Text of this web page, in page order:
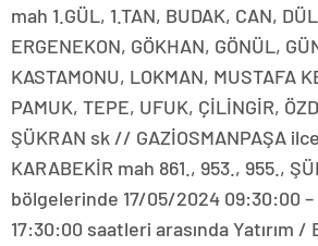
mah 1.GÜL, 1.TAN, BUDAK, CAN,
ERGENEKON, GÖKHAN, GÖNÜL,
KASTAMONU, LOKMAN, MUSTAFA
PAMUK, TEPE, UFUK, ÇİLİNGİR,
ŞÜKRAN sk // GAZİOSMANPAŞA
KARABEKİR mah 861., 953., 955.,
bölgelerinde 17/05/2024 09:30:00
17:30:00 saatleri arasında Yatırım